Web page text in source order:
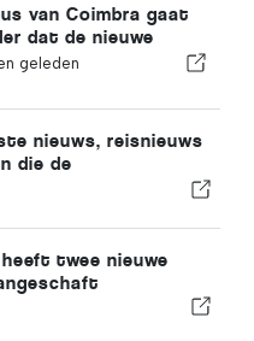
van Coimbra gaat
dat de nieuwe
geleden
nieuws, reisnieuws
die de
twee nieuwe